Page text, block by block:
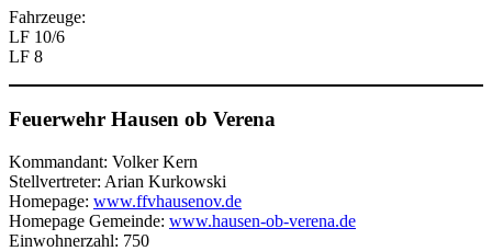
Fahrzeuge:
LF 10/6
LF 8
Feuerwehr Hausen ob Verena
Kommandant: Volker Kern
Stellvertreter: Arian Kurkowski
Homepage: www.ffvhausenov.de
Homepage Gemeinde: www.hausen-ob-verena.de
Einwohnerzahl: 750